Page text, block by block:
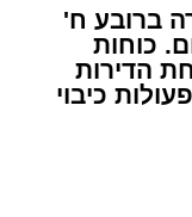
ברובע ח'
כוחות
הדירות
כיבוי